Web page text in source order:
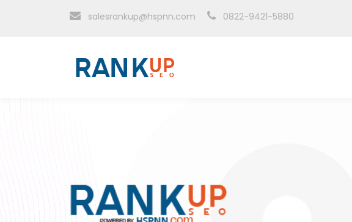
salesrankup@hspnn.com 0822-9421-5880